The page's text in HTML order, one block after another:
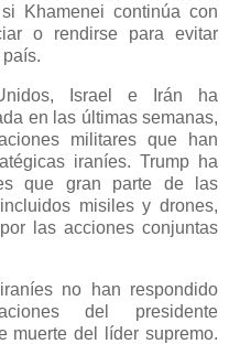
Khamenei continúa con
o rendirse para evitar
Israel e Irán ha
en las últimas semanas,
militares que han
iraníes. Trump ha
que gran parte de las
misiles y drones,
las acciones conjuntas
no han respondido
del presidente
muerte del líder supremo.